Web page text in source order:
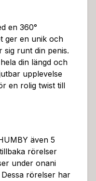
14,5 x 11,
en 360°
ger en unik och
sig runt din penis.
din längd och
upplevelse
en rolig twist till
även 5
rörelser
under onani
rörelser har